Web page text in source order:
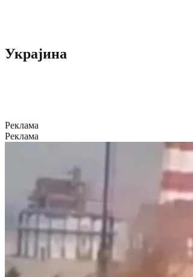
Украјина
Реклама
Реклама